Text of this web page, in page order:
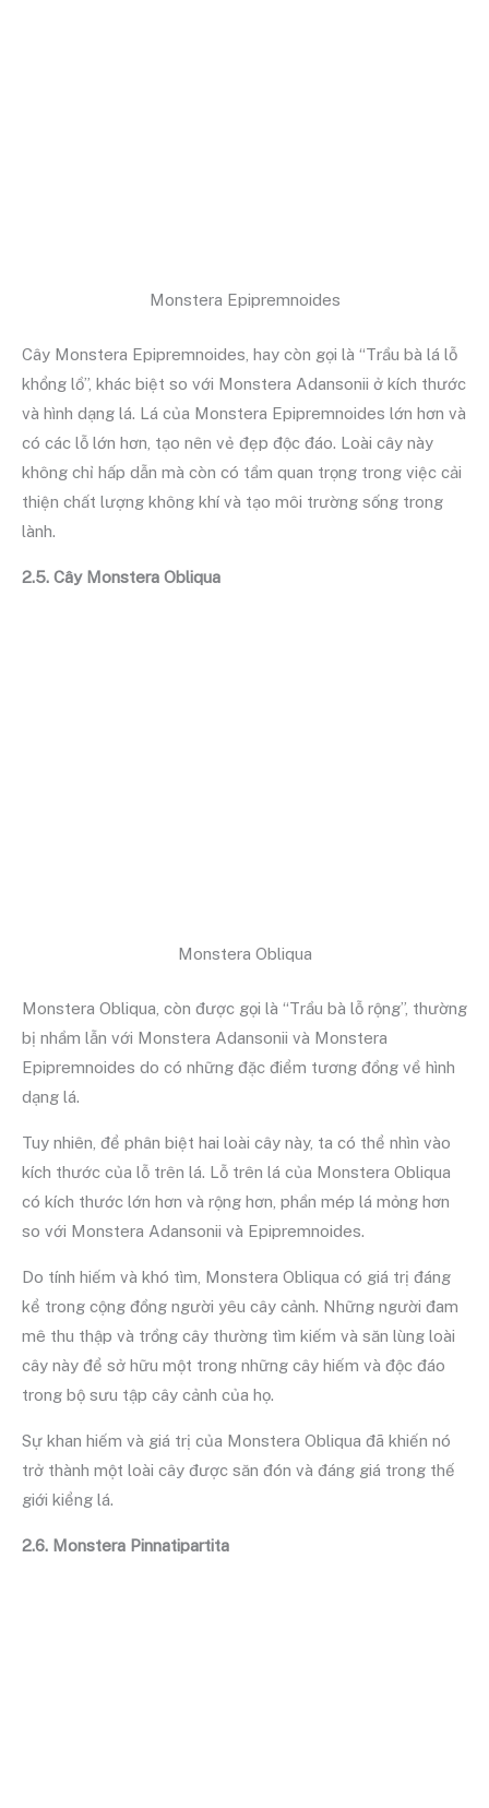
Monstera Epipremnoides
Cây Monstera Epipremnoides, hay còn gọi là “Trầu bà lá lỗ
khổng lồ”, khác biệt so với Monstera Adansonii ở kích thước
và hình dạng lá. Lá của Monstera Epipremnoides lớn hơn và
có các lỗ lớn hơn, tạo nên vẻ đẹp độc đáo. Loài cây này
không chỉ hấp dẫn mà còn có tầm quan trọng trong việc cải
thiện chất lượng không khí và tạo môi trường sống trong
lành.
2.5. Cây Monstera Obliqua
Monstera Obliqua
Monstera Obliqua, còn được gọi là “Trầu bà lỗ rộng”, thường
bị nhầm lẫn với Monstera Adansonii và Monstera
Epipremnoides do có những đặc điểm tương đồng về hình
dạng lá.
Tuy nhiên, để phân biệt hai loài cây này, ta có thể nhìn vào
kích thước của lỗ trên lá. Lỗ trên lá của Monstera Obliqua
có kích thước lớn hơn và rộng hơn, phần mép lá mỏng hơn
so với Monstera Adansonii và Epipremnoides.
Do tính hiếm và khó tìm, Monstera Obliqua có giá trị đáng
kể trong cộng đồng người yêu cây cảnh. Những người đam
mê thu thập và trồng cây thường tìm kiếm và săn lùng loài
cây này để sở hữu một trong những cây hiếm và độc đáo
trong bộ sưu tập cây cảnh của họ.
Sự khan hiếm và giá trị của Monstera Obliqua đã khiến nó
trở thành một loài cây được săn đón và đáng giá trong thế
giới kiểng lá.
2.6. Monstera Pinnatipartita